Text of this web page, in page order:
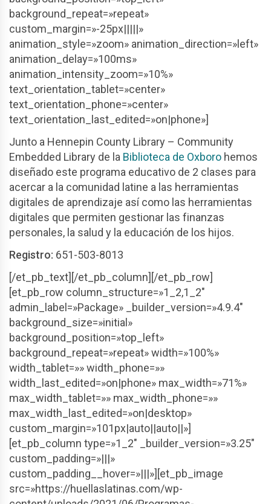
background_repeat=»repeat»
custom_margin=»-25px|||||»
animation_style=»zoom» animation_direction=»left»
animation_delay=»100ms»
animation_intensity_zoom=»10%»
text_orientation_tablet=»center»
text_orientation_phone=»center»
text_orientation_last_edited=»on|phone»]
Junto a Hennepin County Library – Community
Embedded Library de la Biblioteca de Oxboro hemos
diseñado este programa educativo de 2 clases para
acercar a la comunidad latine a las herramientas
digitales de aprendizaje así como las herramientas
digitales que permiten gestionar las finanzas
personales, la salud y la educación de los hijos.
Registro: 651-503-8013
[/et_pb_text][/et_pb_column][/et_pb_row]
[et_pb_row column_structure=»1_2,1_2″
admin_label=»Package» _builder_version=»4.9.4″
background_size=»initial»
background_position=»top_left»
background_repeat=»repeat» width=»100%»
width_tablet=»» width_phone=»»
width_last_edited=»on|phone» max_width=»71%»
max_width_tablet=»» max_width_phone=»»
max_width_last_edited=»on|desktop»
custom_margin=»101px|auto||auto||»]
[et_pb_column type=»1_2″ _builder_version=»3.25″
custom_padding=»|||»
custom_padding__hover=»|||»][et_pb_image
src=»https://huellaslatinas.com/wp-